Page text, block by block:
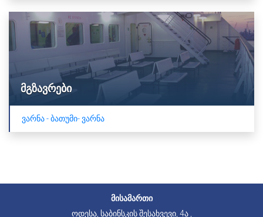
მგზავრები
ვარნა - ბათუმი- ვარნა
მისამართი
ოდესა, საბინსკის შესახვევი, 4ა ,